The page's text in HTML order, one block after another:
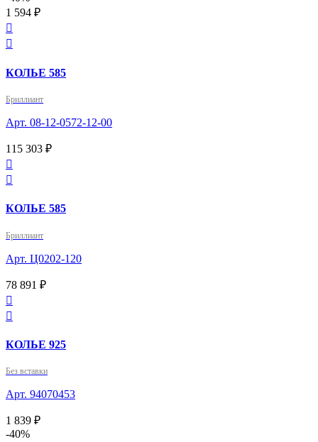
1 594 ₽


КОЛЬЕ 585
Бриллиант
Арт. 08-12-0572-12-00
115 303 ₽


КОЛЬЕ 585
Бриллиант
Арт. Ц0202-120
78 891 ₽


КОЛЬЕ 925
Без вставки
Арт. 94070453
1 839 ₽
-40%